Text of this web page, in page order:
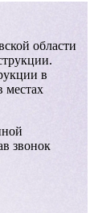
области
в
местах
звонок